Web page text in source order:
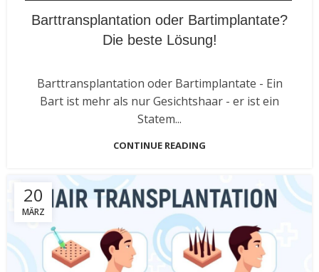
Barttransplantation oder Bartimplantate?
Die beste Lösung!
Barttransplantation oder Bartimplantate - Ein
Bart ist mehr als nur Gesichtshaar - er ist ein
Statem...
CONTINUE READING
20
MÄRZ